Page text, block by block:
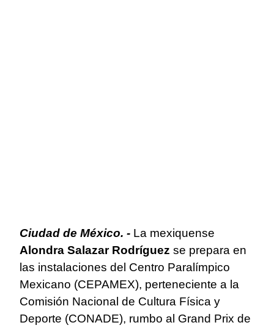
Ciudad de México. - La mexiquense
Alondra Salazar Rodríguez se prepara en
las instalaciones del Centro Paralímpico
Mexicano (CEPAMEX), perteneciente a la
Comisión Nacional de Cultura Física y
Deporte (CONADE), rumbo al Grand Prix de